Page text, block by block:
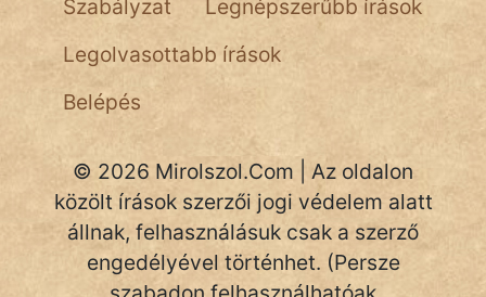
Szabályzat
Legnépszerűbb írások
Legolvasottabb írások
Belépés
© 2026 Mirolszol.Com | Az oldalon
közölt írások szerzői jogi védelem alatt
állnak, felhasználásuk csak a szerző
engedélyével történhet. (Persze